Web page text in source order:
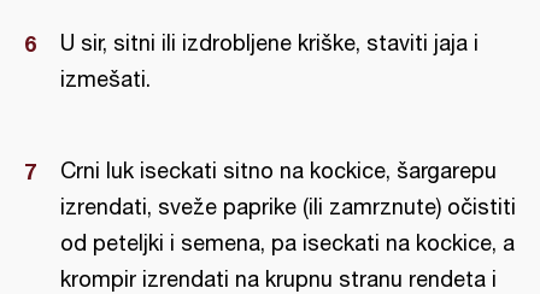
U sir, sitni ili izdrobljene kriške, staviti jaja i
izmešati.
Crni luk iseckati sitno na kockice, šargarepu
izrendati, sveže paprike (ili zamrznute) očistiti
od peteljki i semena, pa iseckati na kockice, a
krompir izrendati na krupnu stranu rendeta i